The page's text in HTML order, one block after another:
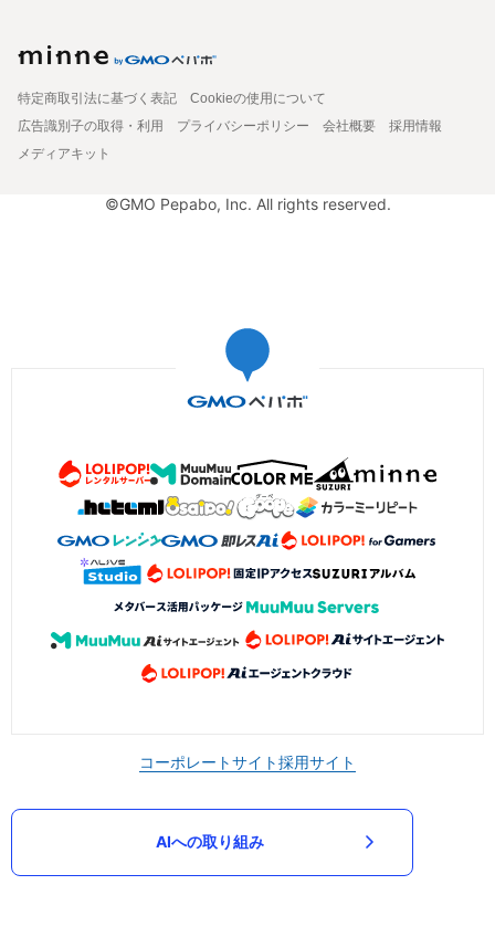
特定商取引法に基づく表記
Cookieの使用について
広告識別子の取得・利用
プライバシーポリシー 会社概要
採用情報
メディアキット
©GMO Pepabo, Inc. All rights reserved.
コーポレートサイト採用サイト
AIへの取り組み